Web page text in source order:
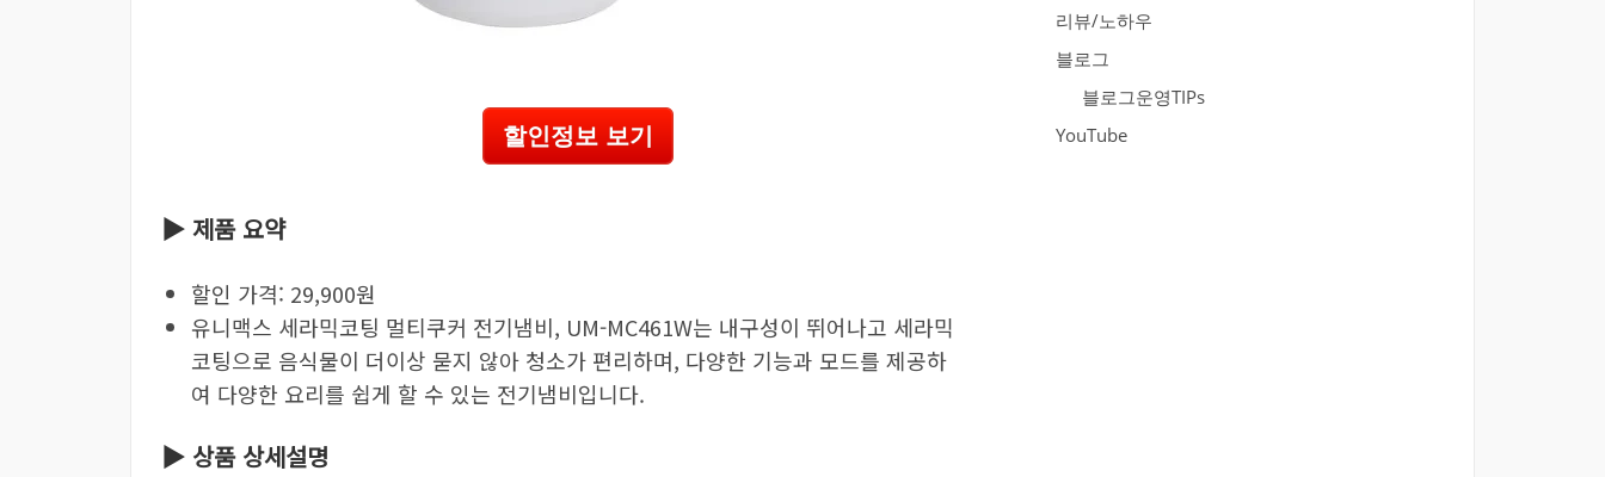
할인정보 보기
▶ 제품 요약
할인 가격: 29,900원
유니맥스 세라믹코팅 멀티쿠커 전기냄비, UM-MC461W는 내구성이 뛰어나고 세라믹
코팅으로 음식물이 더이상 묻지 않아 청소가 편리하며, 다양한 기능과 모드를 제공하
여 다양한 요리를 쉽게 할 수 있는 전기냄비입니다.
▶ 상품 상세설명
리뷰/노하우
블로그
블로그운영TIPs
YouTube